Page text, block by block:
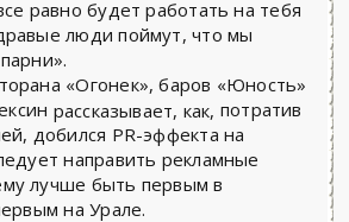
равно будет работать на тебя
люди поймут, что мы
«Огонек», баров «Юность»
рассказывает, как, потратив
добился PR-эффекта на
направить рекламные
лучше быть первым в
на Урале.